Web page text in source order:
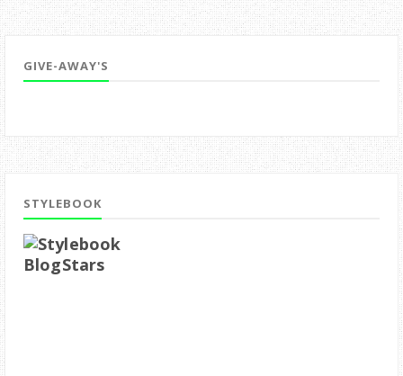
GIVE-AWAY'S
STYLEBOOK